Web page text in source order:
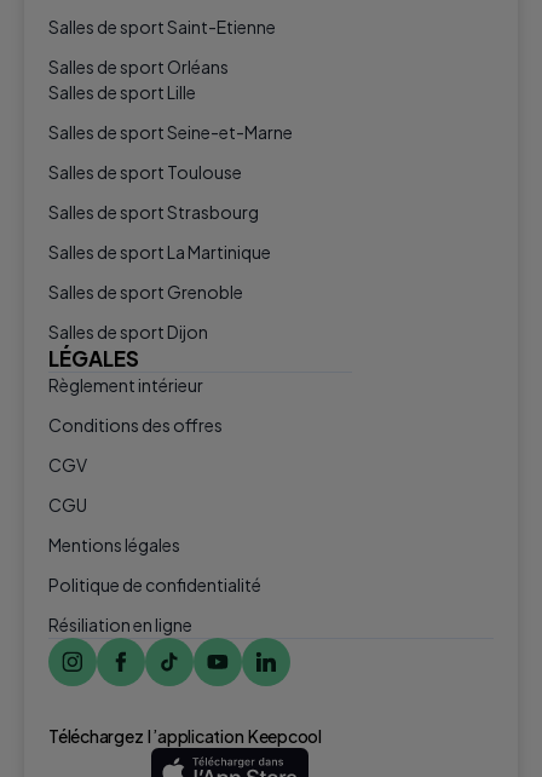
Salles de sport Saint-Etienne
Salles de sport Orléans
Salles de sport Lille
Salles de sport Seine-et-Marne
Salles de sport Toulouse
Salles de sport Strasbourg
Salles de sport La Martinique
Salles de sport Grenoble
Salles de sport Dijon
LÉGALES
Règlement intérieur
Conditions des offres
CGV
CGU
Mentions légales
Politique de confidentialité
Résiliation en ligne
Téléchargez l ’application Keepcool